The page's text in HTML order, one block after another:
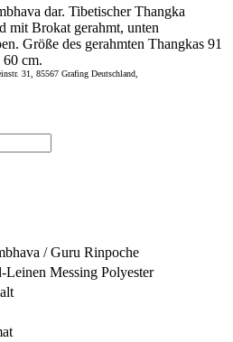
dar. Tibetischer Thangka
mit Brokat gerahmt, unten
Größe des gerahmten Thangkas 91
cm.
31, 85567 Grafing Deutschland,
/ Guru Rinpoche
Leinen Messing Polyester